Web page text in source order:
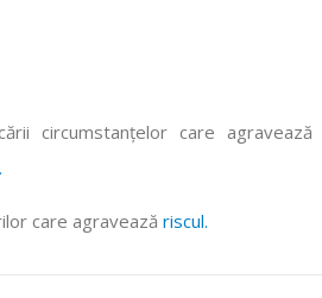
circumstanțelor care
care agravează riscul.